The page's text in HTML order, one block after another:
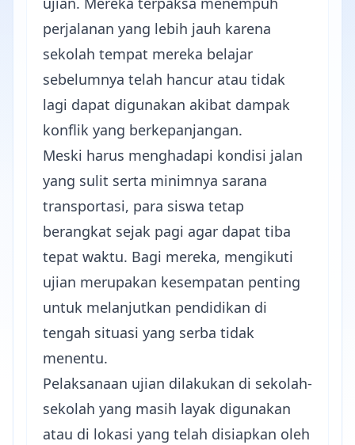
perjalanan yang lebih jauh karena
sekolah tempat mereka belajar
sebelumnya telah hancur atau tidak
lagi dapat digunakan akibat dampak
konflik yang berkepanjangan.
Meski harus menghadapi kondisi jalan
yang sulit serta minimnya sarana
transportasi, para siswa tetap
berangkat sejak pagi agar dapat tiba
tepat waktu. Bagi mereka, mengikuti
ujian merupakan kesempatan penting
untuk melanjutkan pendidikan di
tengah situasi yang serba tidak
menentu.
Pelaksanaan ujian dilakukan di sekolah-
sekolah yang masih layak digunakan
atau di lokasi yang telah disiapkan oleh